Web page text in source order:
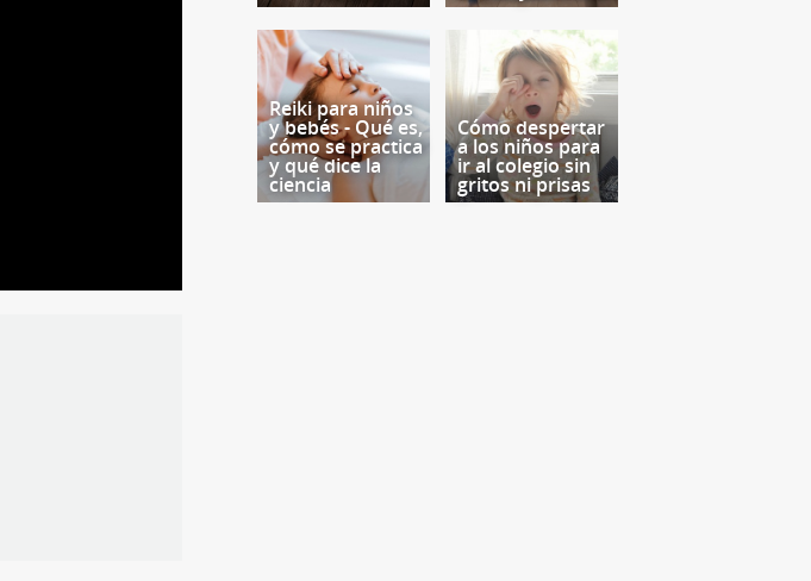
Reiki para niños
y bebés - Qué es,
cómo se practica
y qué dice la
ciencia
Cómo despertar
a los niños para
ir al colegio sin
gritos ni prisas